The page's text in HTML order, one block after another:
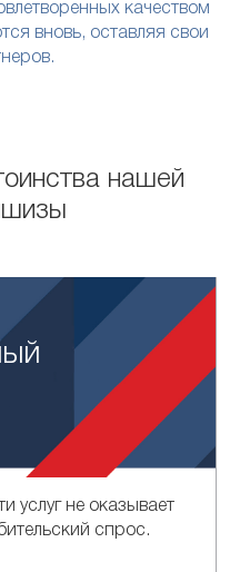
качеством
вновь, оставляя свои
нашей
услуг не оказывает
спрос.